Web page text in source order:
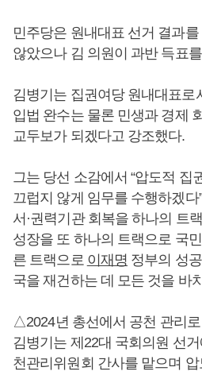
민주당은 원내대표 선거 결과
않았으나 김 의원이 과반 득표
김병기는 집권여당 원내대표로
입법 완수는 물론 민생과 경제
교두보가 되겠다고 강조했다.
그는 당선 소감에서 “압도적 집
끄럽지 않게 임무를 수행하겠다
서·권력기관 회복을 하나의 트
성장을 또 하나의 트랙으로 국
른 트랙으로 이재명 정부의 성
국을 재건하는 데 모든 것을 바
△2024년 총선에서 공천 관리
김병기는 제22대 국회의원 선
천관리위원회 간사를 맡으며